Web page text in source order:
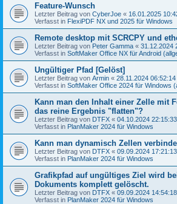
Feature-Wunsch
Letzter Beitrag von CyberJoe « 16.01.2025
Verfasst in FlexiPDF NX und 2025 für Windows
Remote desktop mit SCRCPY und
Letzter Beitrag von Peter Gamma « 31.12.2024
Verfasst in SoftMaker Office NX für Android
Ungültiger Pfad [Gelöst]
Letzter Beitrag von Armin « 28.11.2024 06:52:14
Verfasst in SoftMaker Office 2024 für Windows
Kann man den Inhalt einer Zelle mit
das reine Ergebnis "flatten"?
Letzter Beitrag von DTFX « 04.10.2024 22:15:33
Verfasst in PlanMaker 2024 für Windows
Kann man dynamisch Zellen
Letzter Beitrag von DTFX « 09.09.2024 17:21:13
Verfasst in PlanMaker 2024 für Windows
Grafikpfad auf ungültiges Ziel wird
Dokuments komplett gelöscht.
Letzter Beitrag von DTFX « 09.09.2024 14:54:18
Verfasst in PlanMaker 2024 für Windows